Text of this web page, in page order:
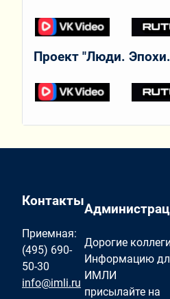
Проект "Люди.
Контакты
Приемная:
(495) 690-
50-30
info@imli.ru
Дорогие
Информацию
ИМЛИ
присылайте на